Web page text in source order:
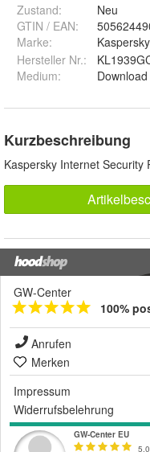
Zustand:
Neu
GTIN / EAN:
Marke:
Kaspersky
Hersteller Nr.:
Medium: Download
Kurzbeschreibung
Kaspersky Internet Security
GW-Center
100%
Anrufen
Merken
Impressum
Widerrufsbelehrung